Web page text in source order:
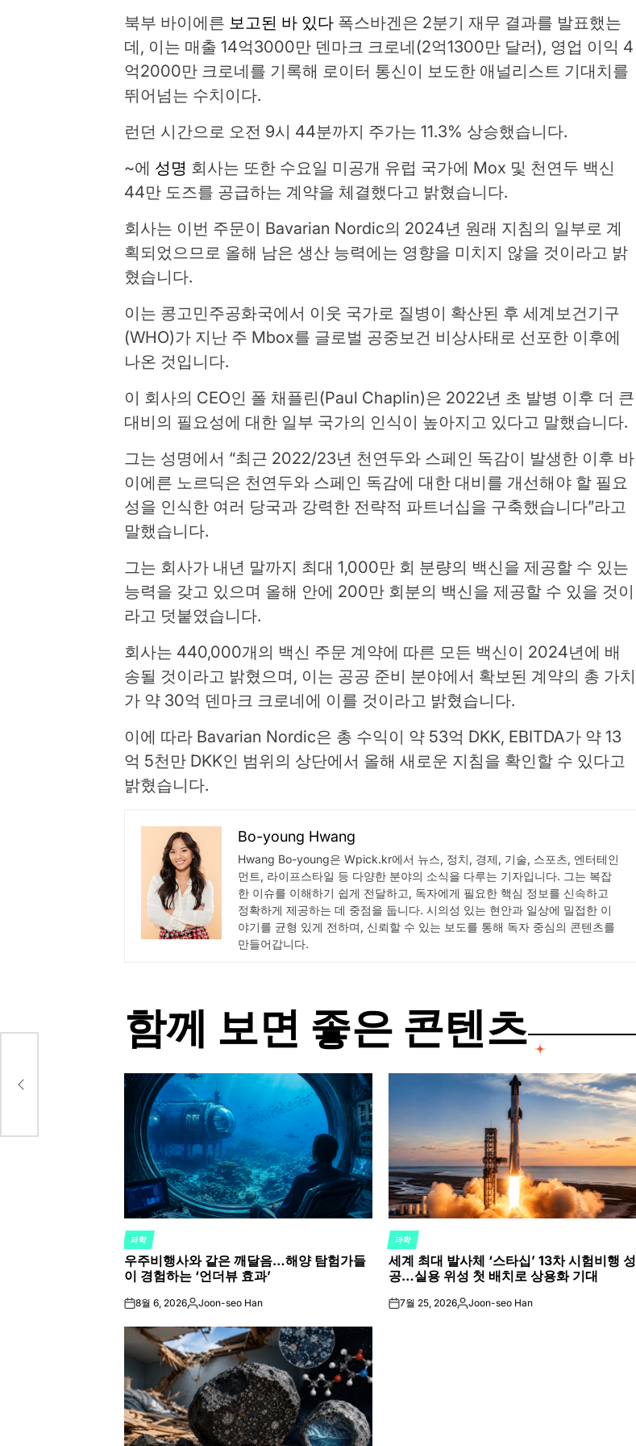
북부 바이에른 보고된 바 있다 폭스바겐은 2분기 재무 결과를 발표했는
데, 이는 매출 14억3000만 덴마크 크로네(2억1300만 달러), 영업 이익 4
억2000만 크로네를 기록해 로이터 통신이 보도한 애널리스트 기대치를
뛰어넘는 수치이다.
런던 시간으로 오전 9시 44분까지 주가는 11.3% 상승했습니다.
~에 성명 회사는 또한 수요일 미공개 유럽 국가에 Mox 및 천연두 백신
44만 도즈를 공급하는 계약을 체결했다고 밝혔습니다.
회사는 이번 주문이 Bavarian Nordic의 2024년 원래 지침의 일부로 계
획되었으므로 올해 남은 생산 능력에는 영향을 미치지 않을 것이라고 밝
혔습니다.
이는 콩고민주공화국에서 이웃 국가로 질병이 확산된 후 세계보건기구
(WHO)가 지난 주 Mbox를 글로벌 공중보건 비상사태로 선포한 이후에
나온 것입니다.
이 회사의 CEO인 폴 채플린(Paul Chaplin)은 2022년 초 발병 이후 더 큰
대비의 필요성에 대한 일부 국가의 인식이 높아지고 있다고 말했습니다.
그는 성명에서 “최근 2022/23년 천연두와 스페인 독감이 발생한 이후 바
이에른 노르딕은 천연두와 스페인 독감에 대한 대비를 개선해야 할 필요
성을 인식한 여러 당국과 강력한 전략적 파트너십을 구축했습니다”라고
말했습니다.
그는 회사가 내년 말까지 최대 1,000만 회 분량의 백신을 제공할 수 있는
능력을 갖고 있으며 올해 안에 200만 회분의 백신을 제공할 수 있을 것이
라고 덧붙였습니다.
회사는 440,000개의 백신 주문 계약에 따른 모든 백신이 2024년에 배
송될 것이라고 밝혔으며, 이는 공공 준비 분야에서 확보된 계약의 총 가치
가 약 30억 덴마크 크로네에 이를 것이라고 밝혔습니다.
이에 따라 Bavarian Nordic은 총 수익이 약 53억 DKK, EBITDA가 약 13
억 5천만 DKK인 범위의 상단에서 올해 새로운 지침을 확인할 수 있다고
밝혔습니다.
Bo-young Hwang
Hwang Bo-young은 Wpick.kr에서 뉴스, 정치, 경제, 기술, 스포츠, 엔터테인
먼트, 라이프스타일 등 다양한 분야의 소식을 다루는 기자입니다. 그는 복잡
한 이슈를 이해하기 쉽게 전달하고, 독자에게 필요한 핵심 정보를 신속하고
정확하게 제공하는 데 중점을 둡니다. 시의성 있는 현안과 일상에 밀접한 이
야기를 균형 있게 전하며, 신뢰할 수 있는 보도를 통해 독자 중심의 콘텐츠를
만들어갑니다.
함께 보면 좋은 콘텐츠
POSTED
IN
과학
우주비행사와 같은 깨달음…해양 탐험가들
이 경험하는 ‘언더뷰 효과’
on8월 6, 2026Posted
Joon-seo Han
POSTED
IN
과학
세계 최대 발사체 ‘스타십’ 13차 시험비행 성
공…실용 위성 첫 배치로 상용화 기대
on7월 25, 2026Posted
Joon-seo Han